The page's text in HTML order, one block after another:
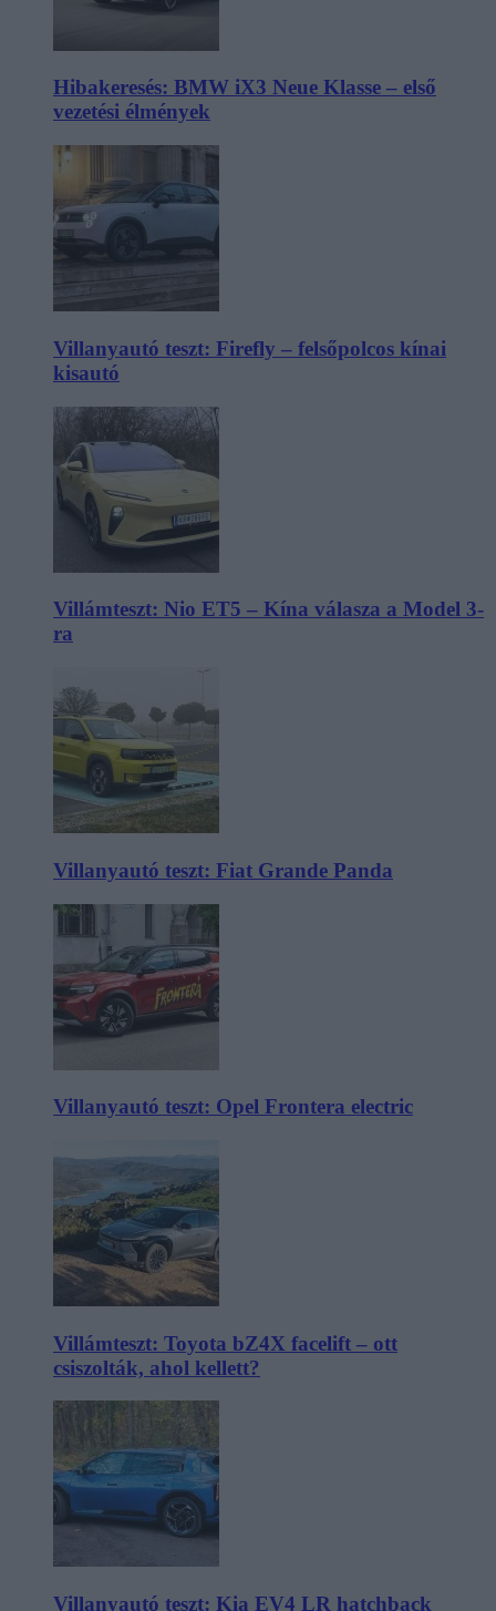
Hibakeresés: BMW iX3 Neue Klasse – első
vezetési élmények
Villanyautó teszt: Firefly – felsőpolcos kínai
kisautó
Villámteszt: Nio ET5 – Kína válasza a Model 3-
ra
Villanyautó teszt: Fiat Grande Panda
Villanyautó teszt: Opel Frontera electric
Villámteszt: Toyota bZ4X facelift – ott
csiszolták, ahol kellett?
Villanyautó teszt: Kia EV4 LR hatchback